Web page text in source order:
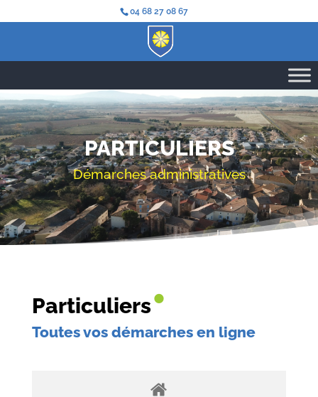
04 68 27 08 67
PARTICULIERS
Démarches administratives
Particuliers•
Toutes vos démarches en ligne